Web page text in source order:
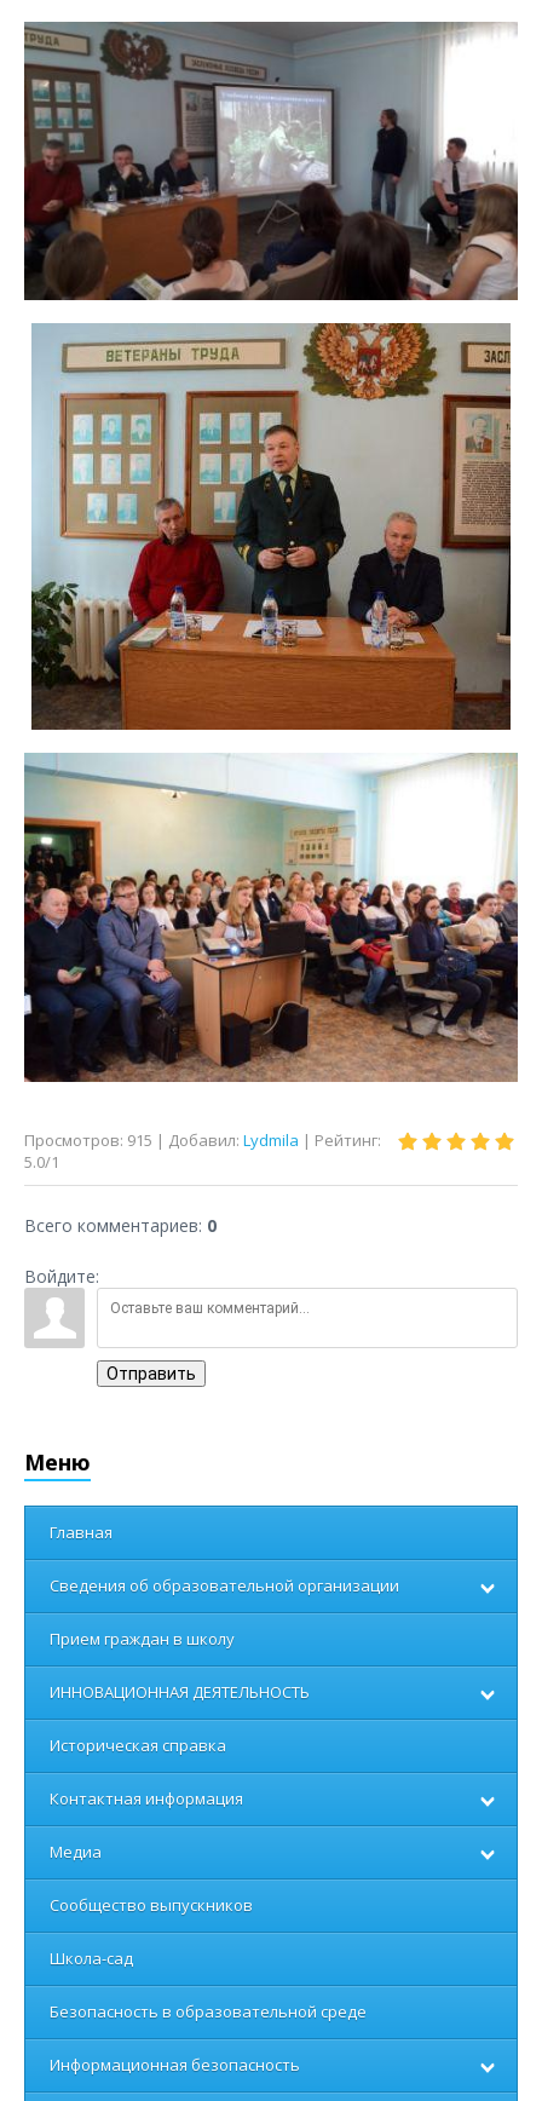
Просмотров: 915 | Добавил: Lydmila | Рейтинг:
5.0/1
Всего комментариев: 0
Войдите:
Отправить
Меню
Главная
Сведения об образовательной организации
Прием граждан в школу
ИННОВАЦИОННАЯ ДЕЯТЕЛЬНОСТЬ
Историческая справка
Контактная информация
Медиа
Сообщество выпускников
Школа-сад
Безопасность в образовательной среде
Информационная безопасность